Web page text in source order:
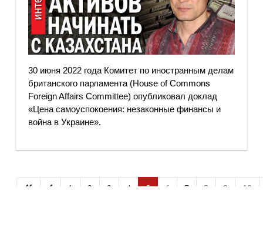
30 июня 2022 года Комитет по иностранным делам
британского парламента (House of Commons
Foreign Affairs Committee) опубликовал доклад
«Цена самоуспокоения: незаконные финансы и
война в Украине».
1 2 3 4 5 6 7 8 9 10